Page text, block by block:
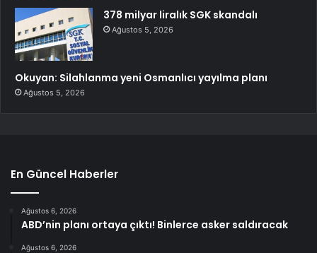
378 milyar liralık SGK skandalı
Ağustos 5, 2026
Okuyan: Silahlanma yeni Osmanlıcı yayılma planı
Ağustos 5, 2026
En Güncel Haberler
Ağustos 6, 2026
ABD’nin planı ortaya çıktı! Binlerce asker saldıracak
Ağustos 6, 2026